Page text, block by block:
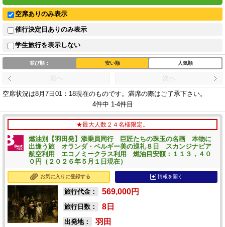
空席ありのみ表示
催行決定日ありのみ表示
学生旅行を表示しない
並び順： 安い順 人気順
空席状況は8月7日01：18現在のものです。 満席の際はご了承下さい。
4件中 1-4件目
★最大人数２４名様限定。
燃油別【羽田発】添乗員同行 巨匠たちの珠玉の名画 本物に
出逢う旅 オランダ・ベルギー美の巡礼８日 スカンジナビア
航空利用 エコノミークラス利用 燃油目安額：１１３，４０
０円（２０２６年５月１日現在）
お気に入りに登録する 情報を開く
旅行代金： 569,000円
旅行日数： 8 日
出発地： 羽田